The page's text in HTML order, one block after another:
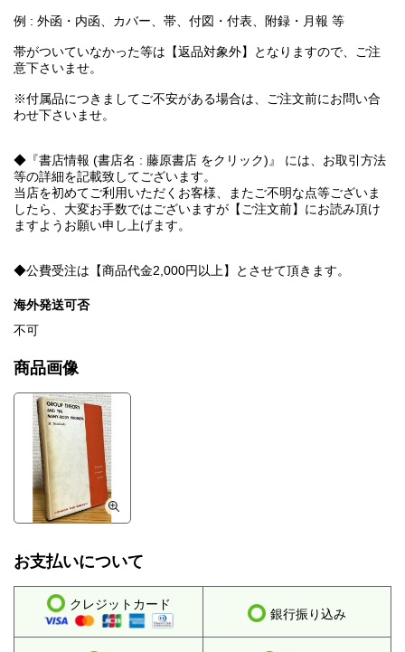
例 : 外函・内函、カバー、帯、付図・付表、附録・月報 等
帯がついていなかった等は【返品対象外】となりますので、ご注
意下さいませ。
※付属品につきましてご不安がある場合は、ご注文前にお問い合
わせ下さいませ。
◆『書店情報 (書店名 : 藤原書店 をクリック)』 には、お取引方法
等の詳細を記載致してございます。
当店を初めてご利用いただくお客様、またご不明な点等ございま
したら、大変お手数ではございますが【ご注文前】にお読み頂け
ますようお願い申し上げます。
◆公費受注は【商品代金2,000円以上】とさせて頂きます。
海外発送可否
不可
商品画像
お支払いについて
クレジットカード
銀行振り込み